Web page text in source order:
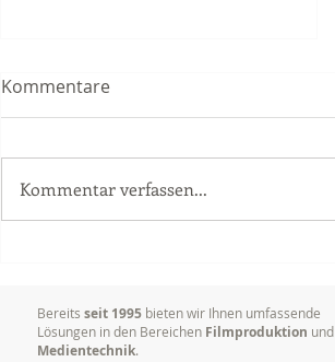
durch bewegte Bilder
Kommentare
Kommentar verfassen...
Bereits seit 1995 bieten wir Ihnen umfassende
Lösungen in den Bereichen Filmproduktion und
Medientechnik.